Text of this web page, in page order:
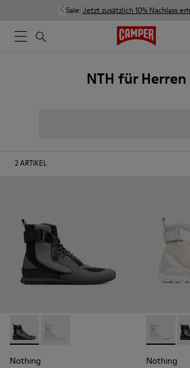
Sale: Jetzt zusätzlich 10% Nachlass
NTH für Herren
2ARTIKEL
Nothing - K300264-001 - Multicolor
Nothing - K300264-004 -
Nothing
Nothing
Nothing